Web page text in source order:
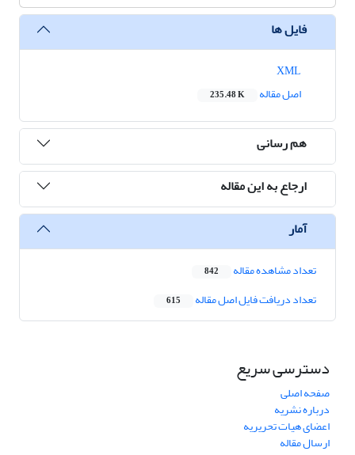
فایل ها
اصل مقاله
235.48 K
هم رسانی
ارجاع به این مقاله
آمار
تعداد مشاهده مقاله 842
تعداد دریافت فایل اصل مقاله 615
دسترسی سریع
صفحه اصلی
درباره نشریه
اعضای هیات تحریریه
ارسال مقاله